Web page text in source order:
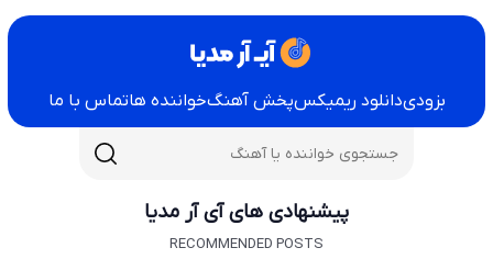
بزودیدانلود ریمیکسپخش آهنگخواننده هاتماس با ما
پیشنهادی های آی آر مدیا
RECOMMENDED POSTS